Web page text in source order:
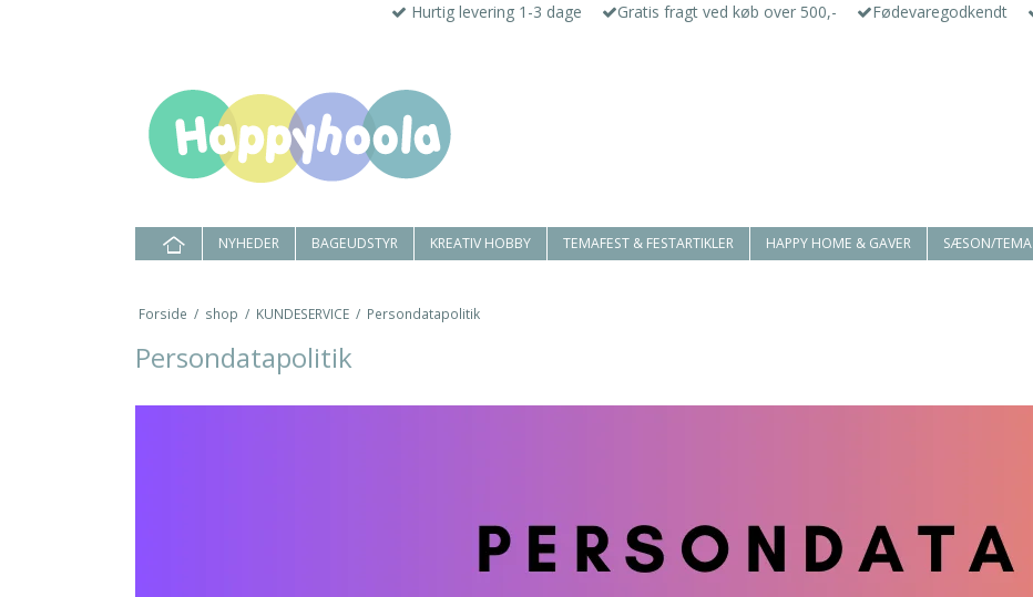
Hurtig levering 1-3 dage Gratis fragt ved køb over 500,- Fødevaregodkendt
NYHEDER BAGEUDSTYR KREATIV HOBBY TEMAFEST & FESTARTIKLER HAPPY HOME & GAVER SÆSON/TEMA
Forside / shop / KUNDESERVICE / Persondatapolitik
Persondatapolitik